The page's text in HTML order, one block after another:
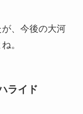
、今後の大河
。
ライド